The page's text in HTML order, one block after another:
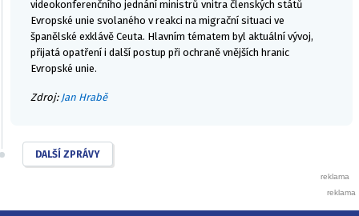
videokonferenčního jednání ministrů vnitra členských států
Evropské unie svolaného v reakci na migrační situaci ve
španělské exklávě Ceuta. Hlavním tématem byl aktuální vývoj,
přijatá opatření i další postup při ochraně vnějších hranic
Evropské unie.
Zdroj: Jan Hrabě
DALŠÍ ZPRÁVY